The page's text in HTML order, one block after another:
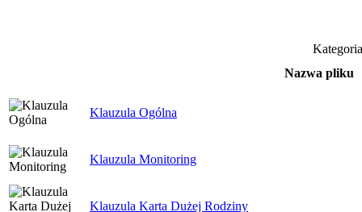
Nazwa pliku
Klauzula Ogólna
Klauzula Monitoring
Klauzula Karta Dużej Rodziny